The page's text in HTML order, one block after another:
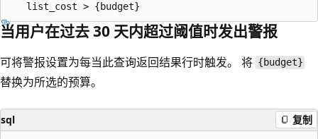
当用户在过去 30 天内超过阈值时发出警报
可将警报设置为每当此查询返回结果行时触发。 将 {budget}
替换为所选的预算。
sql 复制